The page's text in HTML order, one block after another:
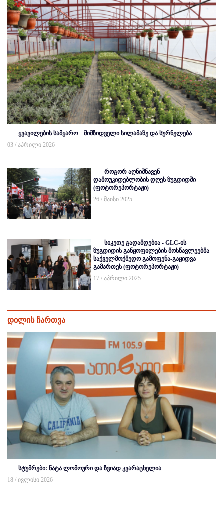
ყვავილების სამყარო – მიმზიდველი სილამაზე და სურნელება
03 / აპრილი 2026
როგორ აღნიშნავენ
დამოუკიდებლობის დღეს ზუგდიდში
(ფოტორეპორტაჟი)
26 / მაისი 2025
სიკეთე გადამდებია - GLC-ის
ზუგდიდის განყოფილების მოსწავლეებმა
საქველმოქმედო გამოფენა-გაყიდვა
გამართეს (ფოტორეპორტაჟი)
17 / აპრილი 2025
დილის ჩართვა
სტუმრები: ნატა ლომოური და ზვიად კვარაცხელია
18 / ივლისი 2026